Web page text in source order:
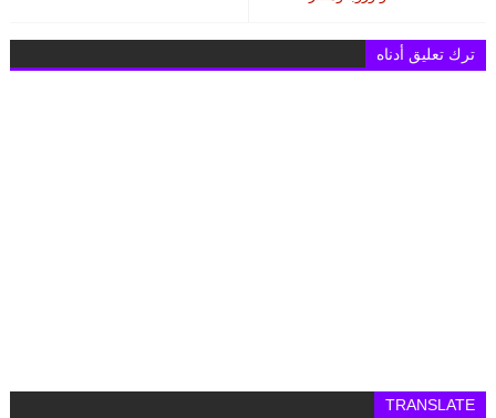
ترك تعليق أدناه
TRANSLATE